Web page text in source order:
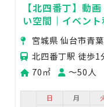
【北四番丁】動
い空間｜イベン
宮城県 仙台市青
北四番丁駅 徒歩1
70㎡
〜50人
日
月